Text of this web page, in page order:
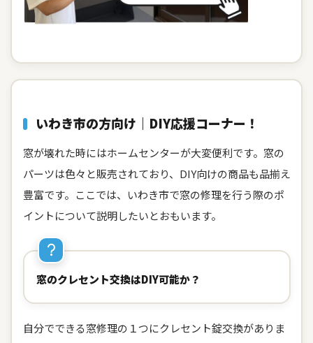
いわき市の方向け｜DIY応援コーナー！
窓が壊れた時にはホームセンターが大変便利です。窓の
パーツは色々と販売されており、DIY向けの商品も品揃え
豊富です。ここでは、いわき市で窓の修理を行う際のポ
イントについて説明したいとおもいます。
窓のクレセント交換はDIY可能か？
自分でできる窓修理の１つにクレセント錠交換がありま